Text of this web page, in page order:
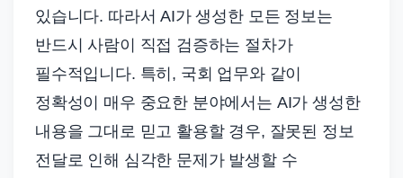
있습니다. 따라서 AI가 생성한 모든 정보는
반드시 사람이 직접 검증하는 절차가
필수적입니다. 특히, 국회 업무와 같이
정확성이 매우 중요한 분야에서는 AI가 생성한
내용을 그대로 믿고 활용할 경우, 잘못된 정보
전달로 인해 심각한 문제가 발생할 수